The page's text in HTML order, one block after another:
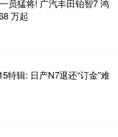
员猛将! 广汽丰田铂智7 鸿
万起
特辑: 日产N7退还“订金”难